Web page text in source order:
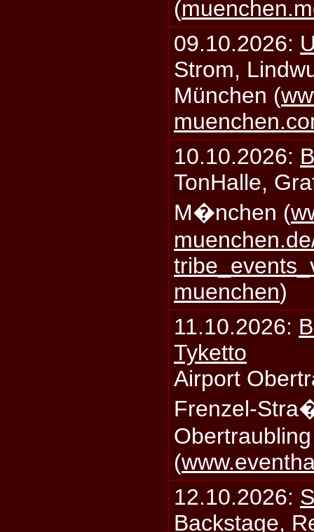
(
09.10.2026:
Strom,
München (
10.10.2026:
TonHalle,
M�nchen (
muenchen)
11.10.2026:
Tyketto
Airport
Frenzel-
(
12.10.2026:
Backstage,